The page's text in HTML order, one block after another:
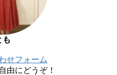
も
せフォーム
由にどうぞ！